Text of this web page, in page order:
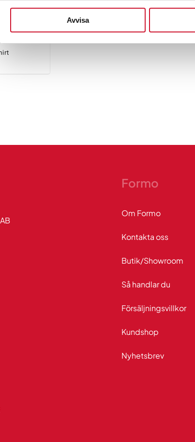
Avvisa
Formo
Om Formo
Kontakta oss
Butik/Showroom
Så handlar du
Försäljningsvillkor
Kundshop
Nyhetsbrev